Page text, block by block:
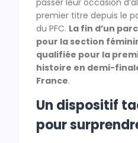
passer leur occasion
premier titre depuis le
du PFC. La fin d’un
pour la section
qualifiée pour la
histoire en demi-
France.
Un dispositif
pour